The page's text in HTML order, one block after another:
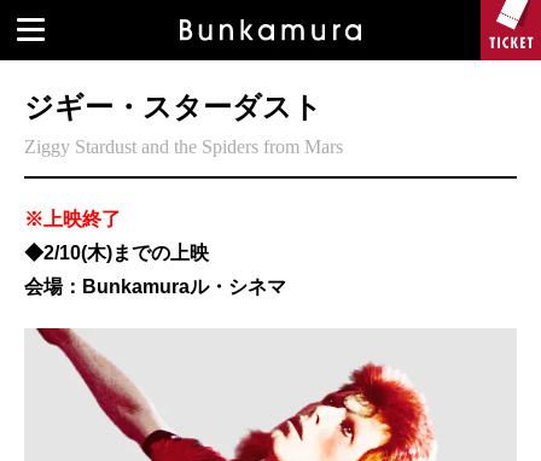
ジギー・スターダスト
Ziggy Stardust and the Spiders from Mars
※上映終了
◆2/10(木)までの上映
会場：Bunkamuraル・シネマ